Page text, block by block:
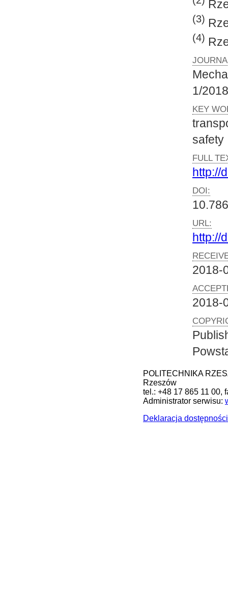
(3)
(4)
1/2018
KEY
safety
FULL
http://
DOI:
URL:
http://
2018-
2018-
POLITECHNIKA
Rzeszów
tel.: +48 17 865 11 00,
Administrator serwisu:
Deklaracja dostępności